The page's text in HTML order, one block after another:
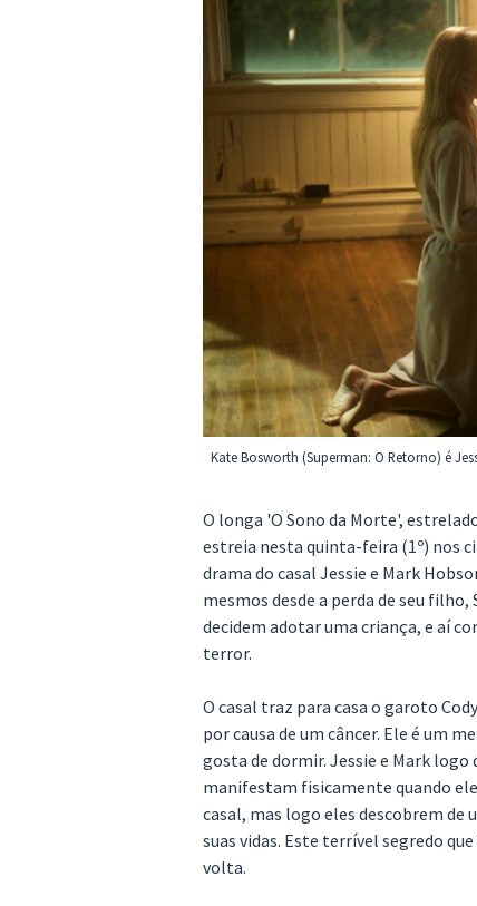
Kate Bosworth (Superman: O Retorno) é
O longa 'O Sono da Morte',
estreia nesta quinta-feira (1º) nos
drama do casal Jessie e Mark
mesmos desde a perda de seu
decidem adotar uma criança, e aí
terror.
O casal traz para casa o garoto
por causa de um câncer. Ele é um
gosta de dormir. Jessie e Mark logo
manifestam fisicamente quando
casal, mas logo eles descobrem
suas vidas. Este terrível segredo
volta.